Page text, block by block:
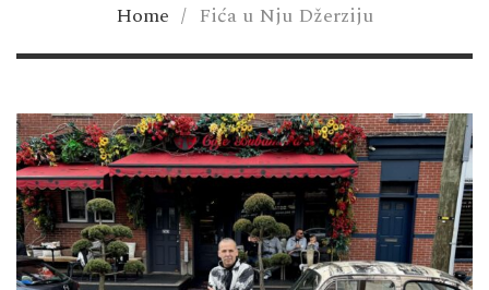
Home / Fića u Nju Džerziju